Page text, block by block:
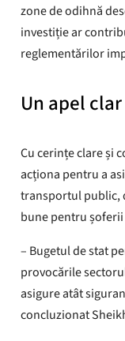
zone de odihnă
investiție ar
reglementărilor
Un apel
Cu cerințe clare și
acționa pentru a
transportul public,
bune pentru
– Bugetul de stat
provocările
asigure atât
concluzionat